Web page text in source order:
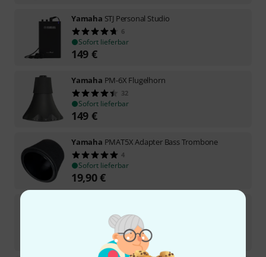
Yamaha STJ Personal Studio
6
Sofort lieferbar
149 €
Yamaha PM-6X Flugelhorn
32
Sofort lieferbar
149 €
Yamaha PMAT5X Adapter Bass Trombone
4
Sofort lieferbar
19,90€
2
In 3–4 Wochen lieferbar